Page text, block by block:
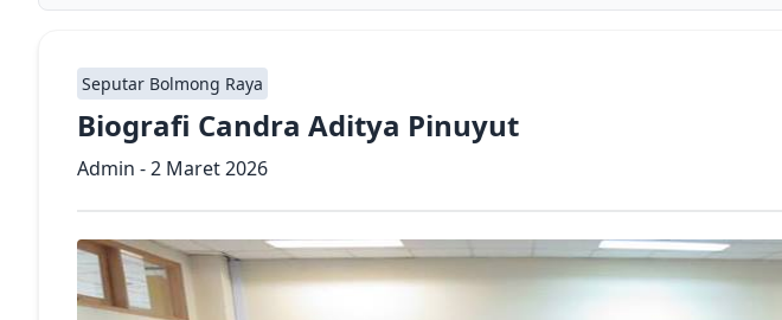
Seputar Bolmong Raya
Biografi Candra Aditya Pinuyut
Admin - 2 Maret 2026